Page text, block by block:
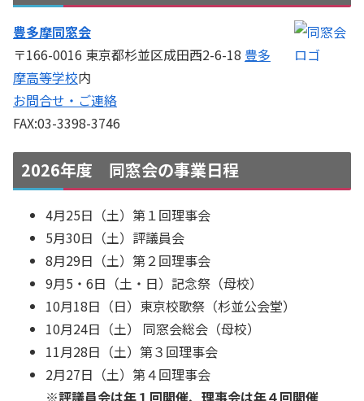
豊多摩同窓会
〒166-0016 東京都杉並区成田西2-6-18 豊多
摩高等学校内
お問合せ・ご連絡
FAX:03-3398-3746
2026年度 同窓会の事業日程
4月25日（土）第１回理事会
5月30日（土）評議員会
8月29日（土）第２回理事会
9月5・6日（土・日）記念祭（母校）
10月18日（日）東京校歌祭（杉並公会堂）
10月24日（土） 同窓会総会（母校）
11月28日（土）第３回理事会
2月27日（土）第４回理事会